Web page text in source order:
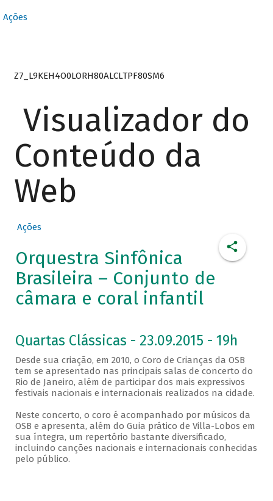
Ações
Z7_L9KEH4O0LORH80ALCLTPF80SM6
Visualizador do
Conteúdo da
Web
Ações
Orquestra Sinfônica
Brasileira – Conjunto de
câmara e coral infantil
Quartas Clássicas - 23.09.2015 - 19h
Desde sua criação, em 2010, o Coro de Crianças da OSB
tem se apresentado nas principais salas de concerto do
Rio de Janeiro, além de participar dos mais expressivos
festivais nacionais e internacionais realizados na cidade.
Neste concerto, o coro é acompanhado por músicos da
OSB e apresenta, além do Guia prático de Villa-Lobos em
sua íntegra, um repertório bastante diversificado,
incluindo canções nacionais e internacionais conhecidas
pelo público.